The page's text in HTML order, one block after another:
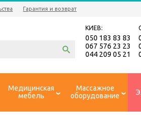
Гарантия и возврат
КИЕВ:
050 183 83 83
067 576 23 23
044 209 05 21
Медицинская
мебель
Массажное
оборудование